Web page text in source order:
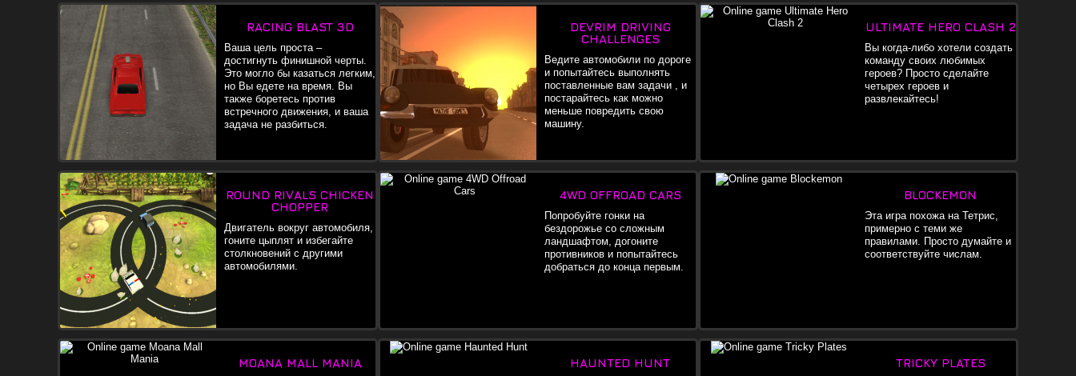
RACING BLAST 3D
Ваша цель проста –
достигнуть финишной черты.
Это могло бы казаться легким,
но Вы едете на время. Вы
также боретесь против
встречного движения, и ваша
задача не разбиться.
DEVRIM DRIVING
CHALLENGES
Ведите автомобили по дороге
и попытайтесь выполнять
поставленные вам задачи , и
постарайтесь как можно
меньше повредить свою
машину.
ULTIMATE HERO CLASH 2
Вы когда-либо хотели создать
команду своих любимых
героев? Просто сделайте
четырех героев и
развлекайтесь!
ROUND RIVALS CHICKEN
CHOPPER
Двигатель вокруг автомобиля,
гоните цыплят и избегайте
столкновений с другими
автомобилями.
4WD OFFROAD CARS
Попробуйте гонки на
бездорожье со сложным
ландшафтом, догоните
противников и попытайтесь
добраться до конца первым.
BLOCKEMON
Эта игра похожа на Тетрис,
примерно с теми же
правилами. Просто думайте и
соответствуйте числам.
MOANA MALL MANIA HAUNTED HUNT TRICKY PLATES